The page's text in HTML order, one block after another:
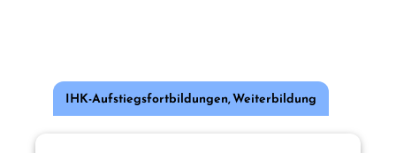
IHK-Aufstiegsfortbildungen,Weiterbildung